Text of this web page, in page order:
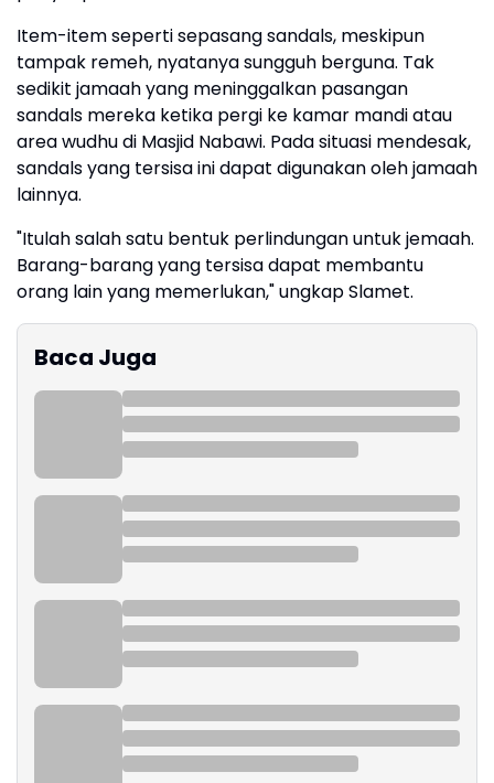
Item-item seperti sepasang sandals, meskipun
tampak remeh, nyatanya sungguh berguna. Tak
sedikit jamaah yang meninggalkan pasangan
sandals mereka ketika pergi ke kamar mandi atau
area wudhu di Masjid Nabawi. Pada situasi mendesak,
sandals yang tersisa ini dapat digunakan oleh jamaah
lainnya.
"Itulah salah satu bentuk perlindungan untuk jemaah.
Barang-barang yang tersisa dapat membantu
orang lain yang memerlukan," ungkap Slamet.
Baca Juga